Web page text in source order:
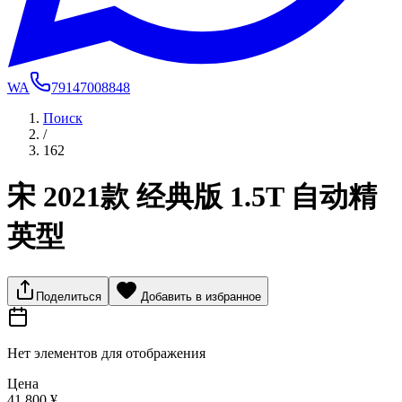
WA
79147008848
Поиск
/
162
宋 2021款 经典版 1.5T 自动精
英型
Поделиться Добавить в избранное
Нет элементов для отображения
Цена